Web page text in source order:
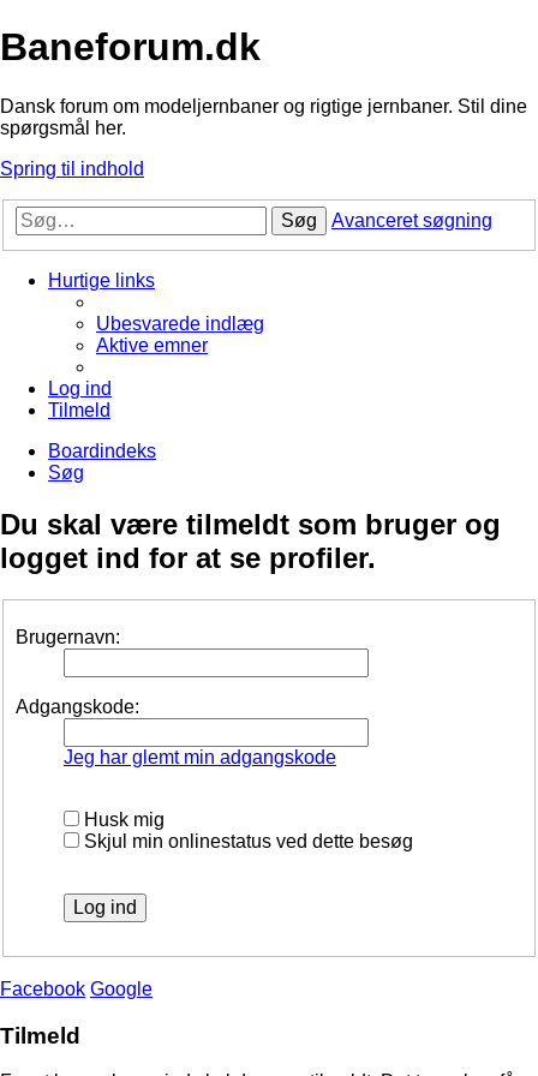
Baneforum.dk
Dansk forum om modeljernbaner og rigtige jernbaner. Stil dine
spørgsmål her.
Spring til indhold
Søg Avanceret søgning
Hurtige links
Ubesvarede indlæg
Aktive emner
Log ind
Tilmeld
Boardindeks
Søg
Du skal være tilmeldt som bruger og
logget ind for at se profiler.
Brugernavn:
Adgangskode:
Jeg har glemt min adgangskode
Husk mig
Skjul min onlinestatus ved dette besøg
Facebook Google
Tilmeld